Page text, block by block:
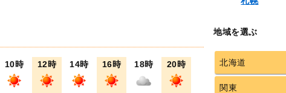
10時 12時 14時 16時 18時 20時
地域を選ぶ
北海道
関東